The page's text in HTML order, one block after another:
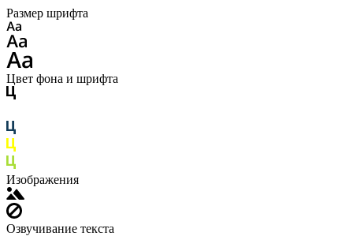
Размер шрифта
Цвет фона и шрифта
Изображения
Озвучивание текста